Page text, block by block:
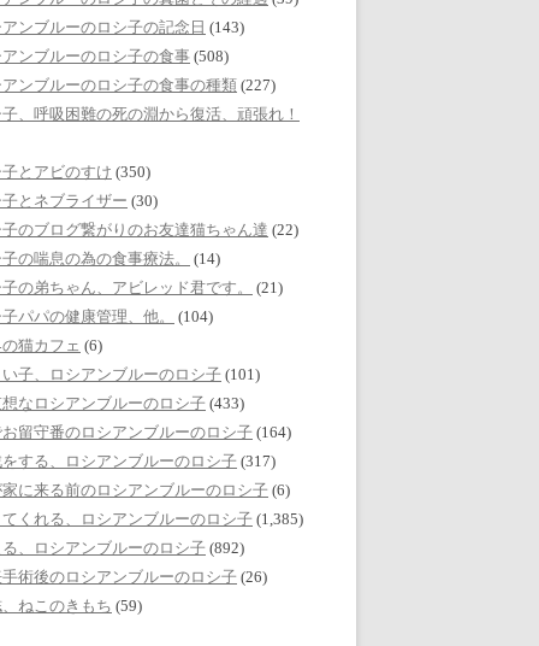
ンブルーのロシ子の記念日 (143)
ンブルーのロシ子の食事 (508)
ンブルーのロシ子の食事の種類 (227)
、呼吸困難の死の淵から復活、頑張れ！
とアビのすけ (350)
とネブライザー (30)
のブログ繋がりのお友達猫ちゃん達 (22)
の喘息の為の食事療法。
(14)
の弟ちゃん、アビレッド君です。
(21)
パパの健康管理、他。
(104)
猫カフェ (6)
子、ロシアンブルーのロシ子 (101)
なロシアンブルーのロシ子 (433)
留守番のロシアンブルーのロシ子 (164)
する、ロシアンブルーのロシ子 (317)
に来る前のロシアンブルーのロシ子 (6)
くれる、ロシアンブルーのロシ子 (1,385)
、ロシアンブルーのロシ子 (892)
術後のロシアンブルーのロシ子 (26)
ねこのきもち (59)